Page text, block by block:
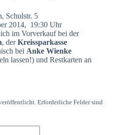
Schulstr. 5
2014, 19:30 Uhr
im Vorverkauf bei der
, derKreissparkasse
bei Anke Wienke
lassen!) und Restkarten an
Erforderliche Felder sind